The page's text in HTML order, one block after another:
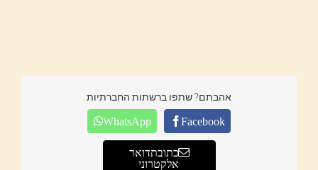
אהבתם? שתפו ברשתות החברתיות
Facebook
WhatsApp
כתובת דואר
אלקטרוני